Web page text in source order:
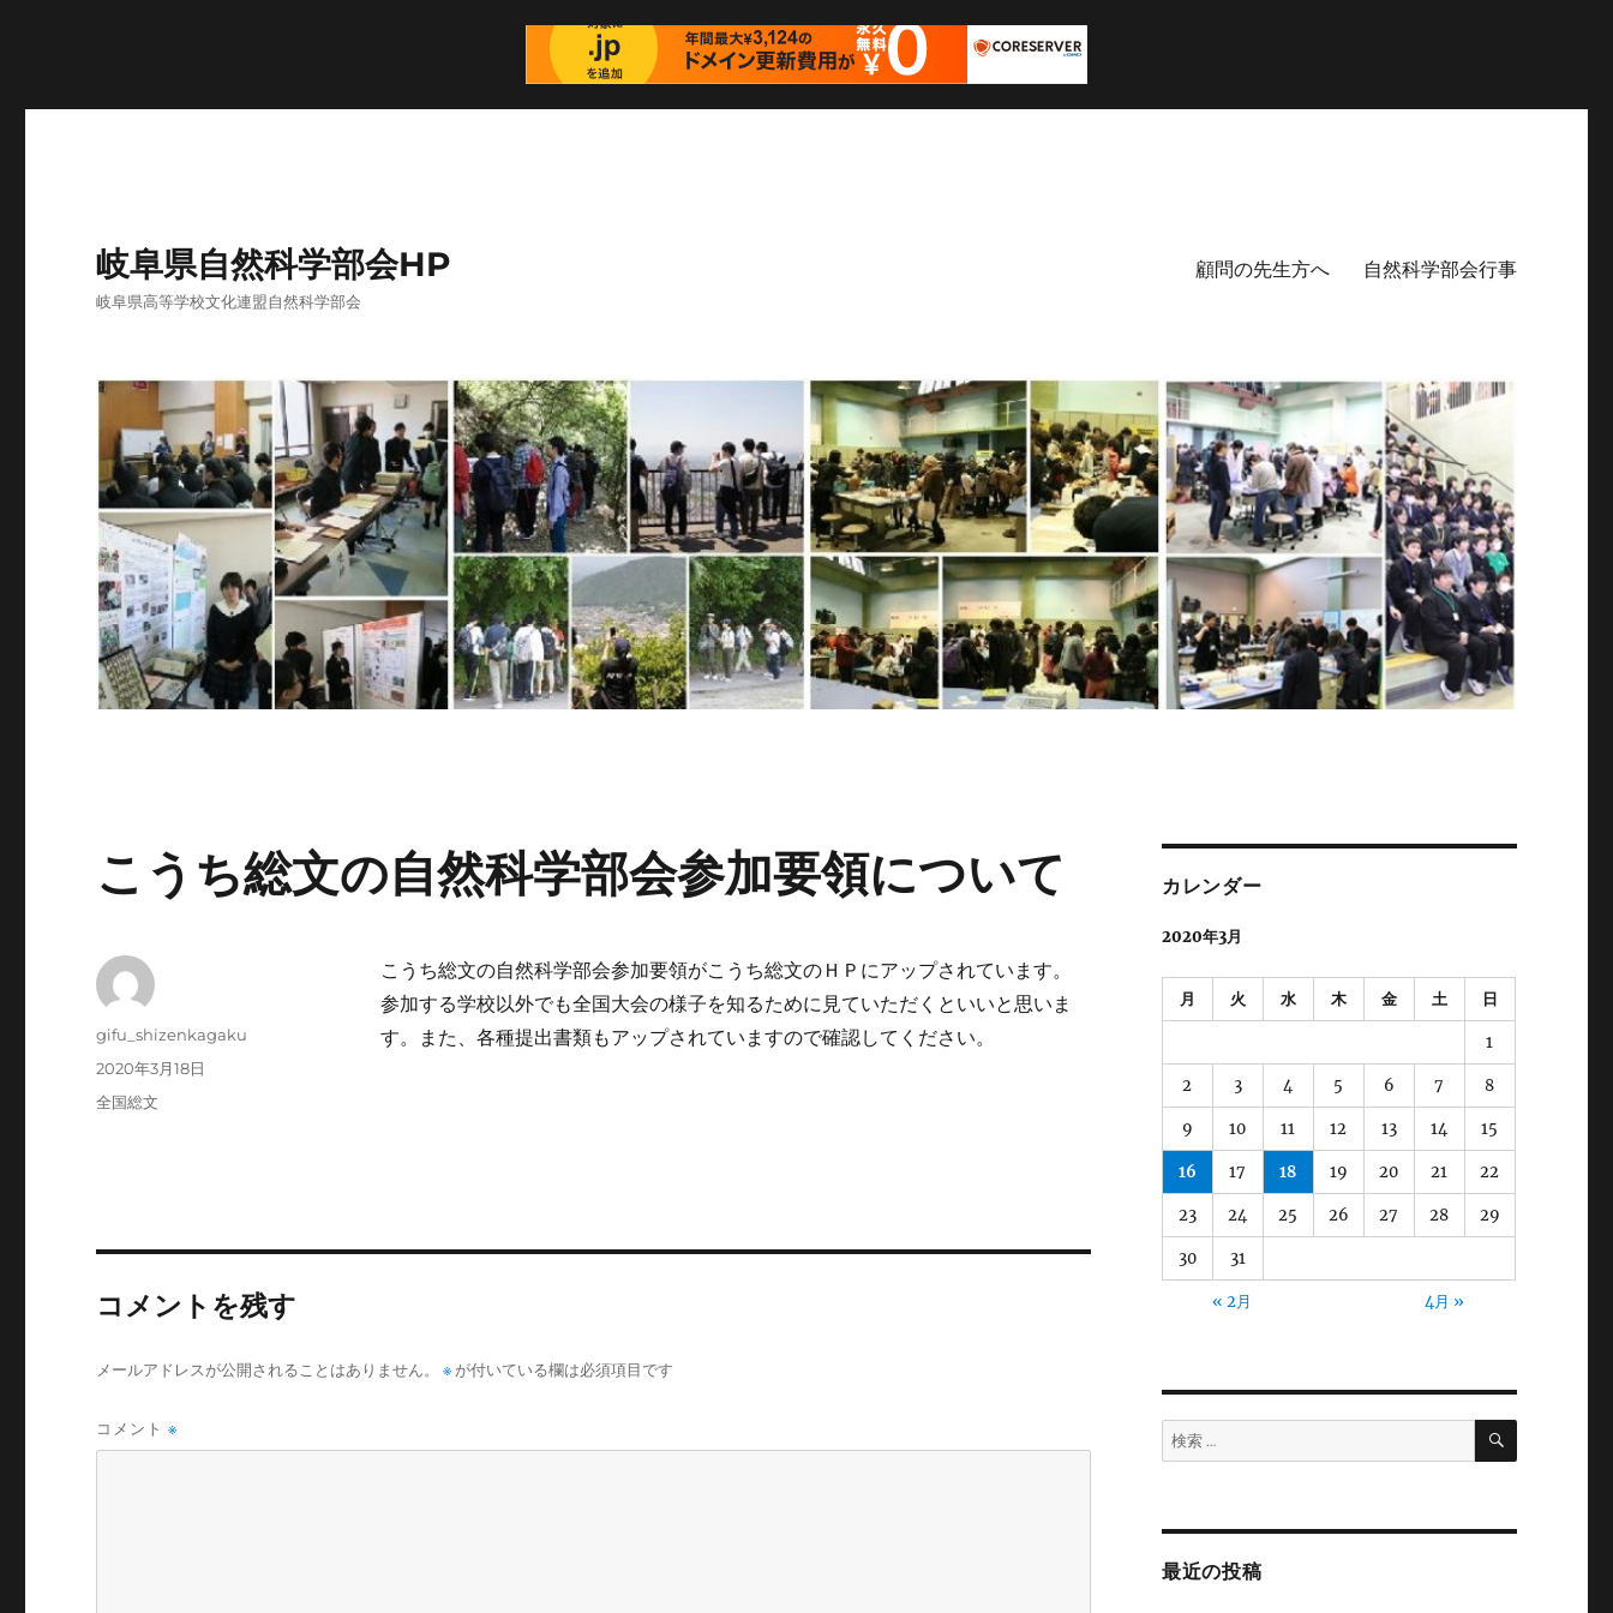
岐阜県自然科学部会HP
岐阜県高等学校文化連盟自然科学部会
顧問の先生方へ 自然科学部会行事
こうち総文の自然科学部会参加要領について
こうち総文の自然科学部会参加要領がこうち総文のＨＰにアップされています。
参加する学校以外でも全国大会の様子を知るために見ていただくといいと思いま
す。また、各種提出書類もアップされていますので確認してください。
投
gifu_shizenkagaku
投
稿
2020年3月18日
カ
全国総文
コメントを残す
メールアドレスが公開されることはありません。 ※ が付いている欄は必須項目です
コメント※
カレンダー
2020年3月
月 火 水 木 金 土 日
1
2 3 4 5 6 7 8
9 10 11 12 13 14 15
16 17 18 19 20 21 22
23 24 25 26 27 28 29
30 31
« 2月 4月 »
検
索:
検
最近の投稿